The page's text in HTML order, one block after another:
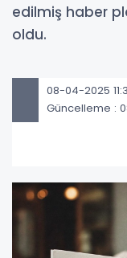
edilmiş haber
oldu.
08-04-2025
Güncelleme :